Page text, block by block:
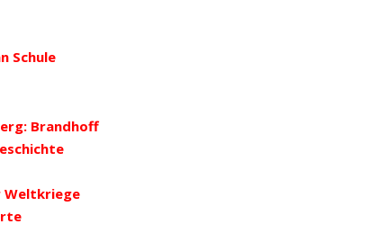
Schule
Brandhoff
Weltkriege